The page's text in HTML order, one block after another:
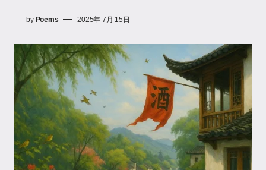
by Poems 2025年 7月 15日